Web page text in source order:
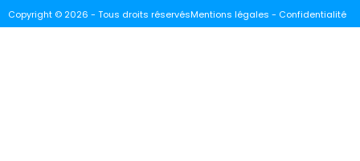
Copyright © 2026 - Tous droits réservésMentions légales - Confidentialité